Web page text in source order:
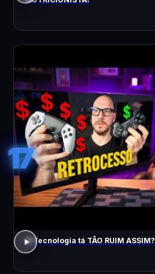
17
A Tecnologia tá TÃO RUIM ASSIM?